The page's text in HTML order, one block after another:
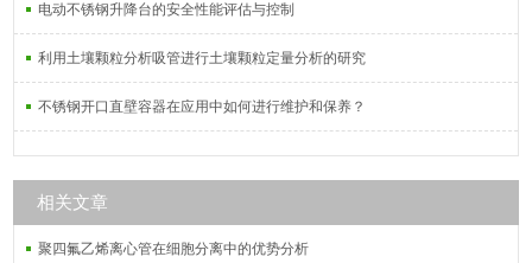
电动不锈钢升降台的安全性能评估与控制
利用土壤颗粒分析吸管进行土壤颗粒定量分析的研究
不锈钢开口直壁容器在应用中如何进行维护和保养？
相关文章
聚四氟乙烯离心管在细胞分离中的优势分析